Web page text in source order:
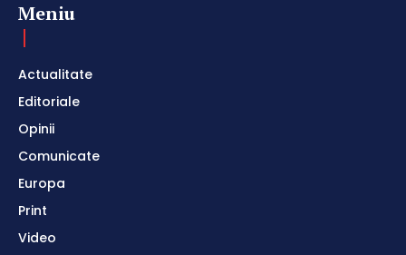
Meniu
Actualitate
Editoriale
Opinii
Comunicate
Europa
Print
Video